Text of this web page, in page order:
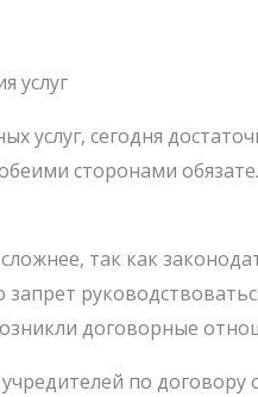
услуг
услуг, сегодня
сторонами
так как
договорные
по договору